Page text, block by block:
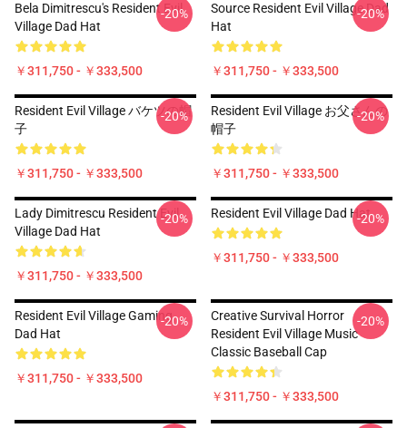
Bela Dimitrescu's Resident Evil
Village Dad Hat
￥311,750 - ￥333,500
-20%
Source Resident Evil Village Dad
Hat
￥311,750 - ￥333,500
-20%
Resident Evil Village バケツの帽
子
￥311,750 - ￥333,500
-20%
Resident Evil Village お父さんの
帽子
￥311,750 - ￥333,500
-20%
Lady Dimitrescu Resident Evil
Village Dad Hat
￥311,750 - ￥333,500
-20% Resident Evil Village Dad Hat
￥311,750 - ￥333,500
-20%
Resident Evil Village Gaming
Dad Hat
￥311,750 - ￥333,500
-20%
Creative Survival Horror
Resident Evil Village Music
Classic Baseball Cap
￥311,750 - ￥333,500
-20%